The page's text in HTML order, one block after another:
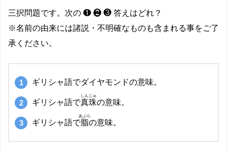
三択問題です。次の ❶ ❷ ❸ 答えはどれ？
※名前の由来には諸説・不明確なものも含まれる事をご了
承ください。
ギリシャ語でダイヤモンドの意味。
ギリシャ語で真珠
しんじゅ
の意味。
ギリシャ語で脂
あぶら
の意味。